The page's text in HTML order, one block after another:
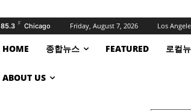
85.3 F Chicago Friday, August 7, 2026 Los
HOME 종합뉴스 FEATURED 로컬
ABOUT US